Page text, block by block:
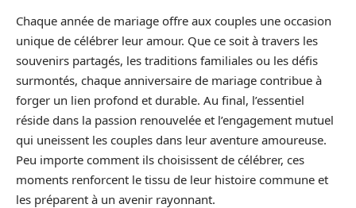
Chaque année de mariage offre aux couples une occasion
unique de célébrer leur amour. Que ce soit à travers les
souvenirs partagés, les traditions familiales ou les défis
surmontés, chaque anniversaire de mariage contribue à
forger un lien profond et durable. Au final, l’essentiel
réside dans la passion renouvelée et l’engagement mutuel
qui uneissent les couples dans leur aventure amoureuse.
Peu importe comment ils choisissent de célébrer, ces
moments renforcent le tissu de leur histoire commune et
les préparent à un avenir rayonnant.